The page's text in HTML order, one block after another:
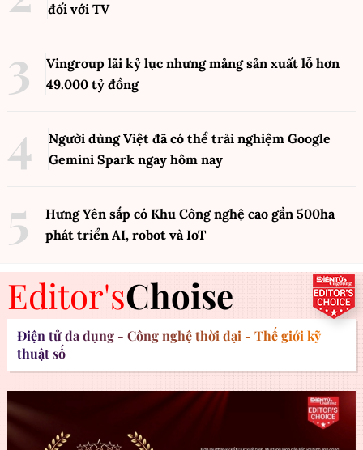
đối với TV
Vingroup lãi kỷ lục nhưng mảng sản xuất lỗ hơn
49.000 tỷ đồng
Người dùng Việt đã có thể trải nghiệm Google
Gemini Spark ngay hôm nay
Hưng Yên sắp có Khu Công nghệ cao gần 500ha
phát triển AI, robot và IoT
Editor'sChoise
Điện tử đa dụng - Công nghệ thời đại - Thế giới kỹ
thuật số